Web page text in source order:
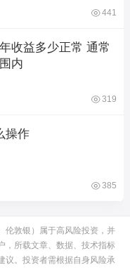
441
收益多少正常 通常
内
319
操作
385
伦敦银）属于高风险投资，并
，所载文章、数据、技术指标
议。投资者需根据自身风险承